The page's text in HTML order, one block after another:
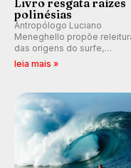
Livro resgata raízes
polinésias
Antropólogo Luciano
Meneghello propõe
das origens do surfe,
resgatando a cultura
prática em esporte e
leia mais »